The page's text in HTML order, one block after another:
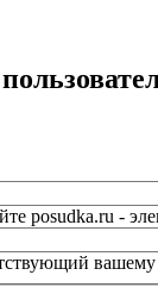
posudka.ru -
вашему